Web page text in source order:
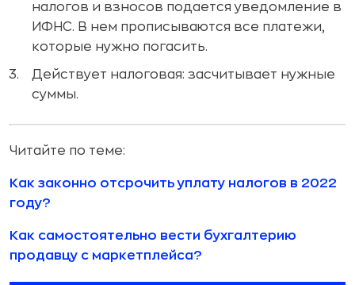
налогов и взносов подается уведомление в
ИФНС. В нем прописываются все платежи,
которые нужно погасить.
Действует налоговая: засчитывает нужные
суммы.
Читайте по теме:
Как законно отсрочить уплату налогов в 2022
году?
Как самостоятельно вести бухгалтерию
продавцу с маркетплейса?